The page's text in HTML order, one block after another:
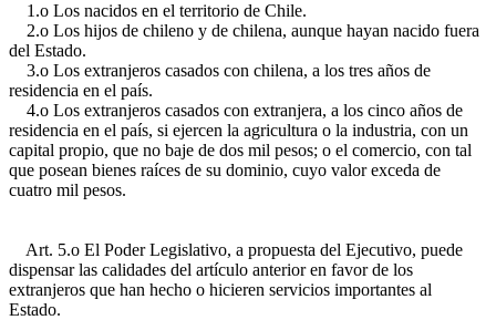
1.o Los nacidos en el territorio de Chile.
2.o Los hijos de chileno y de chilena, aunque hayan nacido fuera
del Estado.
3.o Los extranjeros casados con chilena, a los tres años de
residencia en el país.
4.o Los extranjeros casados con extranjera, a los cinco años de
residencia en el país, si ejercen la agricultura o la industria, con un
capital propio, que no baje de dos mil pesos; o el comercio, con tal
que posean bienes raíces de su dominio, cuyo valor exceda de
cuatro mil pesos.
Art. 5.o El Poder Legislativo, a propuesta del Ejecutivo, puede
dispensar las calidades del artículo anterior en favor de los
extranjeros que han hecho o hicieren servicios importantes al
Estado.